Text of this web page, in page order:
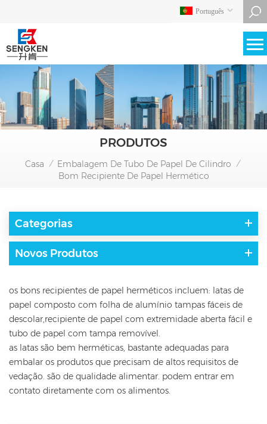
Português
PRODUTOS
Casa / Embalagem De Tubo De Papel De Cilindro /
Bom Recipiente De Papel Hermético
Categorias
Novos Produtos
os bons recipientes de papel herméticos incluem: latas de
papel composto com folha de alumínio tampas fáceis de
descolar,recipiente de papel com extremidade aberta fácil e
tubo de papel com tampa removível.
as latas são bem herméticas, bastante adequadas para
embalar os produtos que precisam de altos requisitos de
vedação. são de qualidade alimentar. podem entrar em
contato diretamente com os alimentos.